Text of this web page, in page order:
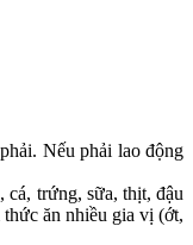
Nếu phải lao động
trứng, sữa, thịt, đậu
ăn nhiều gia vị (ớt,